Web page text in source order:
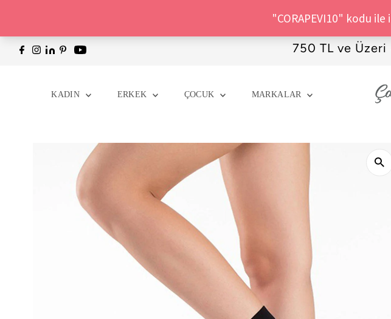
İçeriği Geç 750 TL ve Üzeri
KADIN ERKEK ÇOCUK MARKALAR